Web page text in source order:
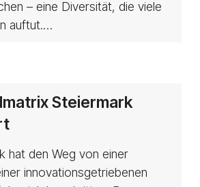
– eine Diversität, die viele
auftut.…
Steiermark
hat den Weg von einer
innovationsgetriebenen